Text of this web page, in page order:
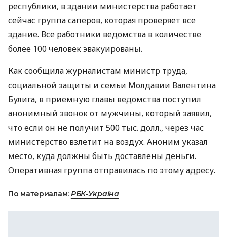
республики, в здании министерства работает
сейчас группа саперов, которая проверяет все
здание. Все работники ведомства в количестве
более 100 человек эвакуированы.
Как сообщила журналистам министр труда,
социальной защиты и семьи Молдавии Валентина
Булига, в приемную главы ведомства поступил
анонимный звонок от мужчины, который заявил,
что если он не получит 500 тыс. долл., через час
министерство взлетит на воздух. Аноним указал
место, куда должны быть доставлены деньги.
Оперативная группа отправилась по этому адресу.
По материалам: РБК-Україна